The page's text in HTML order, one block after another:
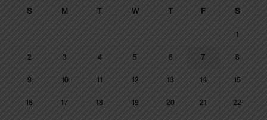
S M T W T F S
1
2 3 4 5 6 7 8
9 10 11 12 13 14 15
16 17 18 19 20 21 22